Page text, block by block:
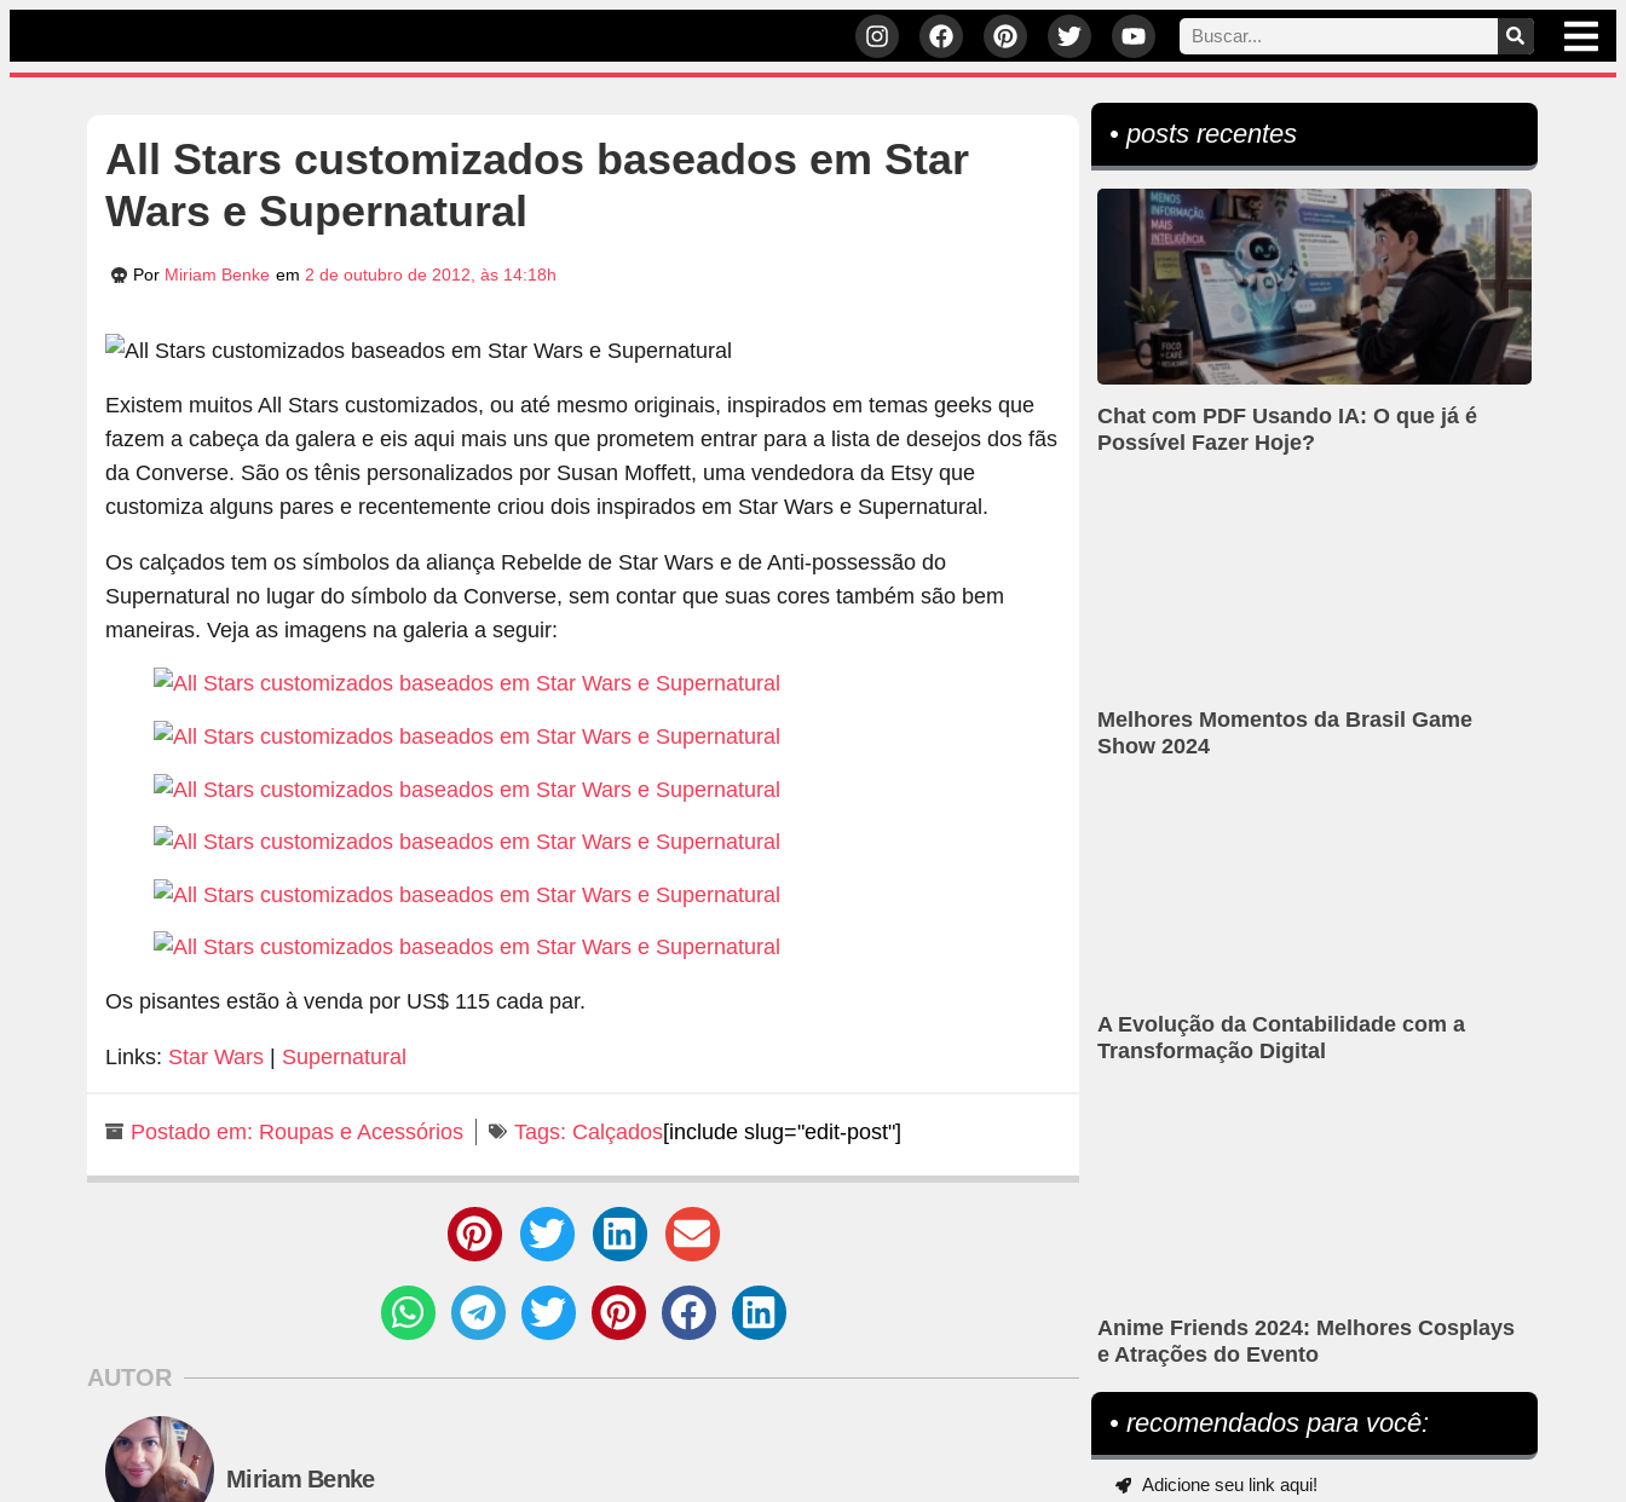
All Stars customizados baseados em Star
Wars e Supernatural
Por Miriam Benke em 2 de outubro de 2012, às 14:18h
Existem muitos All Stars customizados, ou até mesmo originais, inspirados em temas geeks que
fazem a cabeça da galera e eis aqui mais uns que prometem entrar para a lista de desejos dos fãs
da Converse. São os tênis personalizados por Susan Moffett, uma vendedora da Etsy que
customiza alguns pares e recentemente criou dois inspirados em Star Wars e Supernatural.
Os calçados tem os símbolos da aliança Rebelde de Star Wars e de Anti-possessão do
Supernatural no lugar do símbolo da Converse, sem contar que suas cores também são bem
maneiras. Veja as imagens na galeria a seguir:
Os pisantes estão à venda por US$ 115 cada par.
Links: Star Wars | Supernatural
Postado em: Roupas e Acessórios Tags: Calçados[include slug="edit-post"]
AUTOR
Miriam Benke
• posts recentes
Chat com PDF Usando IA: O que já é
Possível Fazer Hoje?
Melhores Momentos da Brasil Game
Show 2024
A Evolução da Contabilidade com a
Transformação Digital
Anime Friends 2024: Melhores Cosplays
e Atrações do Evento
• recomendados para você:
Adicione seu link aqui!